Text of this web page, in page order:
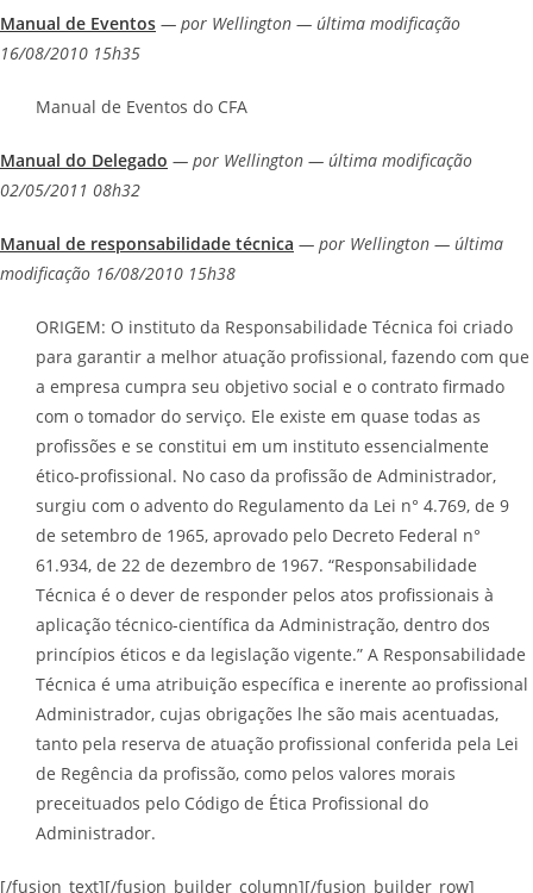
Manual de Eventos — por Wellington — última modificação
16/08/2010 15h35
Manual de Eventos do CFA
Manual do Delegado — por Wellington — última modificação
02/05/2011 08h32
Manual de responsabilidade técnica — por Wellington — última
modificação 16/08/2010 15h38
ORIGEM: O instituto da Responsabilidade Técnica foi criado
para garantir a melhor atuação profissional, fazendo com que
a empresa cumpra seu objetivo social e o contrato firmado
com o tomador do serviço. Ele existe em quase todas as
profissões e se constitui em um instituto essencialmente
ético-profissional. No caso da profissão de Administrador,
surgiu com o advento do Regulamento da Lei n° 4.769, de 9
de setembro de 1965, aprovado pelo Decreto Federal n°
61.934, de 22 de dezembro de 1967. “Responsabilidade
Técnica é o dever de responder pelos atos profissionais à
aplicação técnico-científica da Administração, dentro dos
princípios éticos e da legislação vigente.” A Responsabilidade
Técnica é uma atribuição específica e inerente ao profissional
Administrador, cujas obrigações lhe são mais acentuadas,
tanto pela reserva de atuação profissional conferida pela Lei
de Regência da profissão, como pelos valores morais
preceituados pelo Código de Ética Profissional do
Administrador.
[/fusion_text][/fusion_builder_column][/fusion_builder_row]